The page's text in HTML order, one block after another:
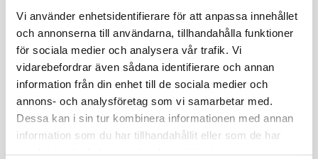
Vi använder enhetsidentifierare för att anpassa innehållet
och annonserna till användarna, tillhandahålla funktioner
för sociala medier och analysera vår trafik. Vi
vidarebefordrar även sådana identifierare och annan
information från din enhet till de sociala medier och
annons- och analysföretag som vi samarbetar med.
Dessa kan i sin tur kombinera informationen med annan
information som du har tillhandahållit eller som de har
BEL-RAY
Belray kylarvätska 1L Blå
Propylen
199 kr (ink. moms)
7 I LAGER
IPONE
Ipone kylarvätska 1L Blå
Monoetylen
149 kr (ink. moms)
BESTÄLLNINGSVARA